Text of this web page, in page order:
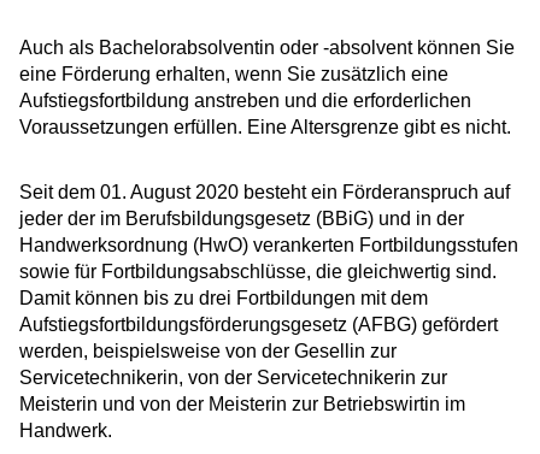
Auch als Bachelorabsolventin oder -absolvent können Sie
eine Förderung erhalten, wenn Sie zusätzlich eine
Aufstiegsfortbildung anstreben und die erforderlichen
Voraussetzungen erfüllen. Eine Altersgrenze gibt es nicht.
Seit dem 01. August 2020 besteht ein Förderanspruch auf
jeder der im Berufsbildungsgesetz (BBiG) und in der
Handwerksordnung (HwO) verankerten Fortbildungsstufen
sowie für Fortbildungsabschlüsse, die gleichwertig sind.
Damit können bis zu drei Fortbildungen mit dem
Aufstiegsfortbildungsförderungsgesetz (AFBG) gefördert
werden, beispielsweise von der Gesellin zur
Servicetechnikerin, von der Servicetechnikerin zur
Meisterin und von der Meisterin zur Betriebswirtin im
Handwerk.